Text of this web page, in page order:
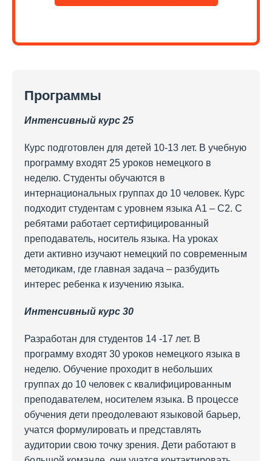
Программы
Интенсивный курс 25
Курс подготовлен для детей 10-13 лет. В учебную
программу входят 25 уроков немецкого в
неделю. Студенты обучаются в
интернациональных группах до 10 человек. Курс
подходит студентам с уровнем языка А1 – С2. С
ребятами работает сертифицированный
преподаватель, носитель языка. На уроках
дети активно изучают немецкий по современным
методикам, где главная задача – разбудить
интерес ребенка к изучению языка.
Интенсивный курс 30
Разработан для студентов 14 -17 лет. В
программу входят 30 уроков немецкого языка в
неделю. Обучение проходит в небольших
группах до 10 человек с квалифицированным
преподавателем, носителем языка. В процессе
обучения дети преодолевают языковой барьер,
учатся формулировать и представлять
аудитории свою точку зрения. Дети работают в